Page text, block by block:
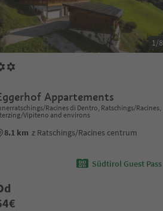
1/8
Appartements
Racines di Dentro, Ratschings/Racines,
Vipiteno and environs
8.1 km z Ratschings/Racines centrum
Südtirol Guest Pass